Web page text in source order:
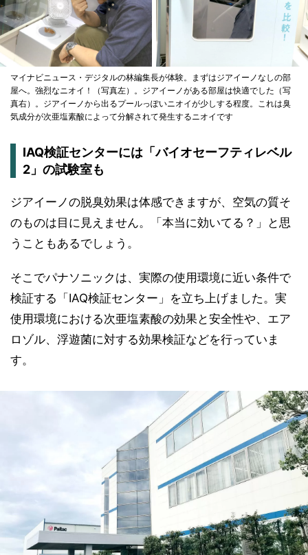
マイナビニュース・デジタルの林編集長が体験。まずはジアイーノなしの部
屋へ。強烈なニオイ！（写真左）。ジアイーノがある部屋は快適でした（写
真右）。ジアイーノから出るプールっぽいニオイが少しする程度。これは臭
気成分が次亜塩素酸によって分解されて発生するニオイです
IAQ検証センターには「バイオセーフティレベル
2」の試験室も
ジアイーノの脱臭効果は体感できますが、空気の質そ
のものは目に見えません。「本当に効いてる？」と思
うこともあるでしょう。
そこでパナソニックは、実際の使用環境に近い条件で
検証する「IAQ検証センター」を立ち上げました。実
使用環境における次亜塩素酸の効果と安全性や、エア
ロゾル、浮遊菌に対する効果検証などを行っていま
す。